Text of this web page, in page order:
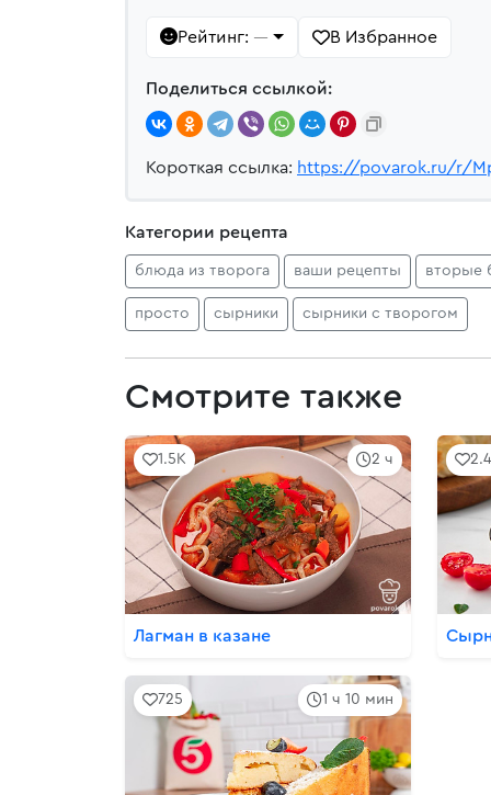
Рейтинг: — В Избранное
Поделиться ссылкой:
Короткая ссылка: https://povarok.ru/r/
Категории рецепта
блюда из творога ваши рецепты вторые
просто сырники сырники с творогом
Смотрите также
2 ч
1.5K
Лагман в казане
1 ч 10 мин
725